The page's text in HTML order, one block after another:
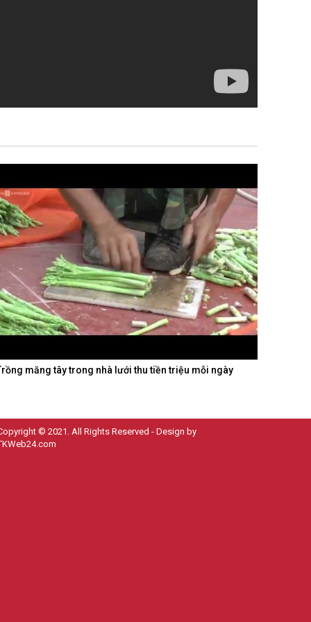
măng tây trong nhà lưới thu tiền triệu mỗi ngày
© 2021. All Rights Reserved - Design by